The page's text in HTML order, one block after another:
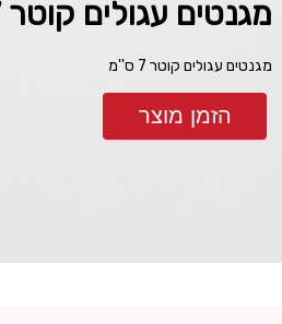
מגנטים עגולים קוטר 7 ס''מ
מגנטים עגולים קוטר 7 ס''מ
הזמן מוצר